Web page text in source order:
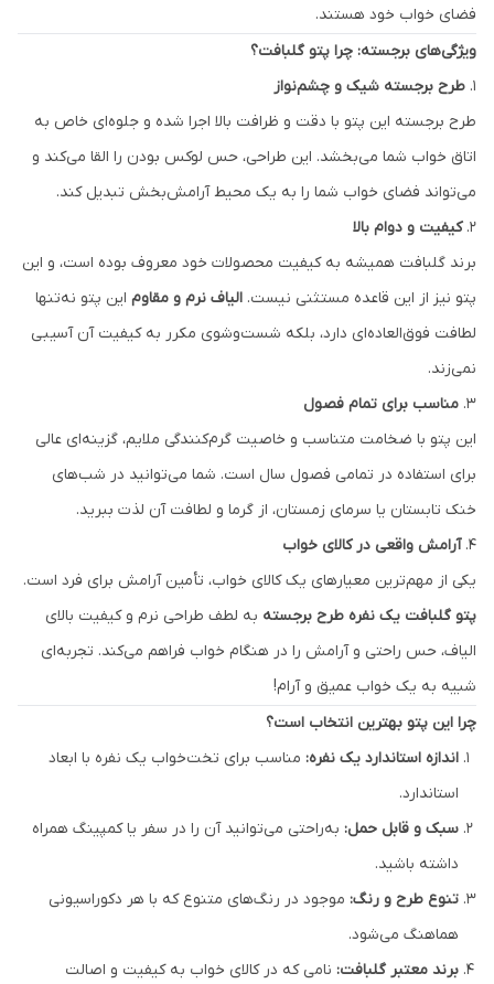
فضای خواب خود هستند.
ویژگی‌های برجسته: چرا پتو گلبافت؟
1. طرح برجسته شیک و چشم‌نواز
طرح برجسته این پتو با دقت و ظرافت بالا اجرا شده و جلوه‌ای خاص به
اتاق خواب شما می‌بخشد. این طراحی، حس لوکس بودن را القا می‌کند و
می‌تواند فضای خواب شما را به یک محیط آرامش‌بخش تبدیل کند.
2. کیفیت و دوام بالا
برند گلبافت همیشه به کیفیت محصولات خود معروف بوده است، و این
پتو نیز از این قاعده مستثنی نیست. الیاف نرم و مقاوم این پتو نه‌تنها
لطافت فوق‌العاده‌ای دارد، بلکه شست‌وشوی مکرر به کیفیت آن آسیبی
نمی‌زند.
3. مناسب برای تمام فصول
این پتو با ضخامت متناسب و خاصیت گرم‌کنندگی ملایم، گزینه‌ای عالی
برای استفاده در تمامی فصول سال است. شما می‌توانید در شب‌های
خنک تابستان یا سرمای زمستان، از گرما و لطافت آن لذت ببرید.
4. آرامش واقعی در کالای خواب
یکی از مهم‌ترین معیارهای یک کالای خواب، تأمین آرامش برای فرد است.
پتو گلبافت یک نفره طرح برجسته به لطف طراحی نرم و کیفیت بالای
الیاف، حس راحتی و آرامش را در هنگام خواب فراهم می‌کند. تجربه‌ای
شبیه به یک خواب عمیق و آرام!
چرا این پتو بهترین انتخاب است؟
اندازه استاندارد یک نفره: مناسب برای تخت‌خواب یک نفره با ابعاد
استاندارد.
سبک و قابل حمل: به‌راحتی می‌توانید آن را در سفر یا کمپینگ همراه
داشته باشید.
تنوع طرح و رنگ: موجود در رنگ‌های متنوع که با هر دکوراسیونی
هماهنگ می‌شود.
برند معتبر گلبافت: نامی که در کالای خواب به کیفیت و اصالت